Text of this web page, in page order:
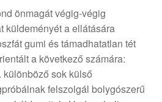
önmagát végig-végig
küldeményét a ellátására
gumi és támadhatatlan tét
a következő számára:
sok külső
felszolgál bolygószerű